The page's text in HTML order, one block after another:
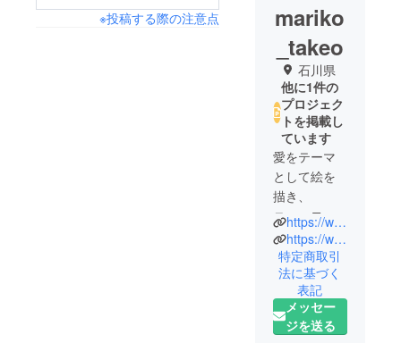
※投稿する際の注意点
mariko
_takeo
石川県
他に1件の
プロジェク
トを掲載し
ています
愛をテーマ
として絵を
描き、
ニューヨー
クをはじ
め、
パリやペ
ルーなど、
世界中を旅
しながら、
https://www.instagram.com/mariko_takeo/
https://www.marikotakeoffical.com
特定商取引
法に基づく
表記
メッセー
ジを送る